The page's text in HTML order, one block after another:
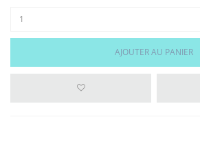
AJOUTER AU PANIER